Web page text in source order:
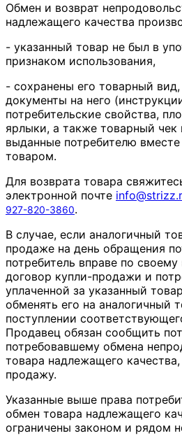
Обмен и возврат
надлежащего качества
- указанный товар не был в
признаком использования,
- сохранены его товарный вид,
документы на него
потребительские свойства,
ярлыки, а также товарный чек
выданные потребителю
товаром.
Для возврата товара
электронной почте info@strizz.
927-820-3860.
В случае, если аналогичный
продаже на день обращения
потребитель вправе по
договор купли-продажи и
уплаченной за указанный
обменять его на аналогичный
поступлении
Продавец обязан сообщить
потребовавшему обмена
товара надлежащего
продажу.
Указанные выше права
обмен товара надлежащего
ограничены законом и рядом